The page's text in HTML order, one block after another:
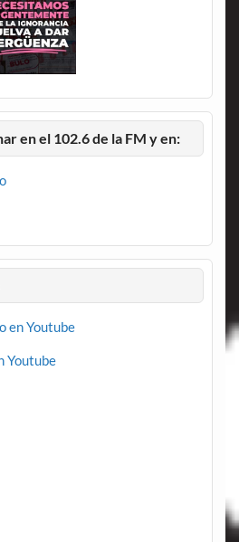
en el 102.6 de la FM y en:
en Youtube
Youtube